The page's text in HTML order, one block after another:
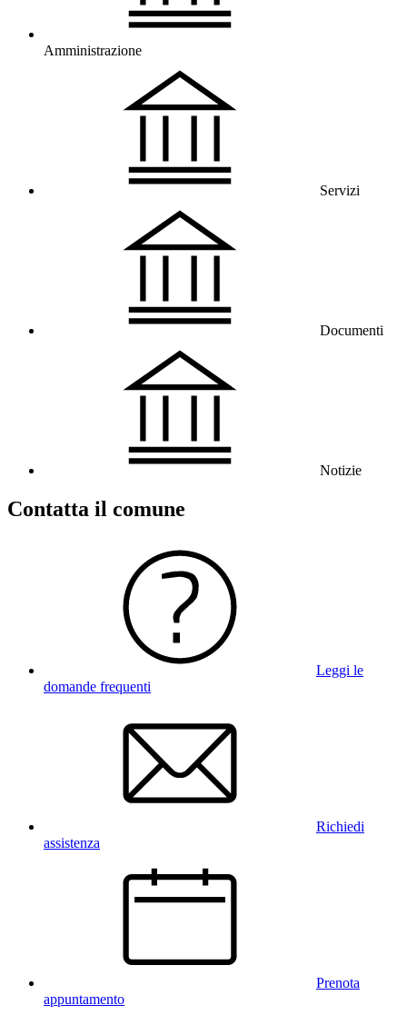
Amministrazione
Servizi
Documenti
Notizie
Contatta il comune
Leggi le
domande frequenti
Richiedi
assistenza
Prenota
appuntamento